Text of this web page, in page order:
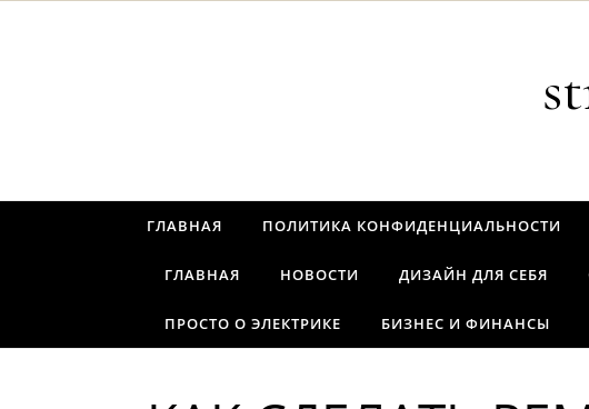
ГЛАВНАЯ ПОЛИТИКА КОНФИДЕНЦИАЛЬНОСТИ
ГЛАВНАЯ НОВОСТИ ДИЗАЙН ДЛЯ СЕБЯ
ПРОСТО О ЭЛЕКТРИКЕ БИЗНЕС И ФИНАНСЫ